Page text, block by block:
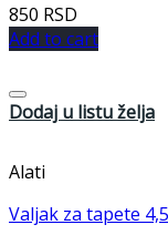
850 RSD
Add to cart
Dodaj u listu želja
Alati
Valjak za tapete